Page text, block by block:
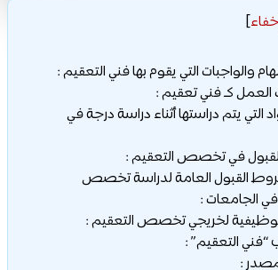
]
والواجبات التي يقوم بها فني التعقيم :
كـ فني تعقيم :
التي يتم دراستها أثناء دراسة درجة في
في تخصص التعقيم :
القبول العامة لدراسة تخصص
الجامعات :
لخريجي تخصص التعقيم :
“فني التعقيم” :
: